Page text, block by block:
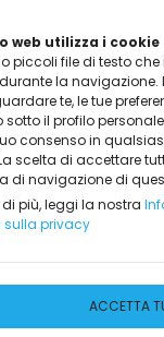
web utilizza i cookie
piccoli file di testo
la navigazione.
te, le tue
il profilo
consenso in
scelta di accettare
di navigazione di
di più, leggi la nostra
privacy
ACCETTA
MARCHI TRATTATI